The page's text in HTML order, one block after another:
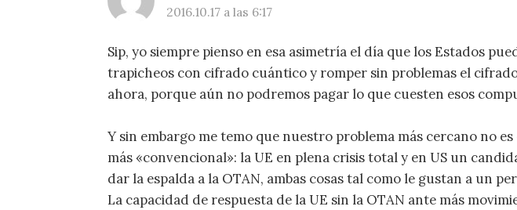
2016.10.17 a las 6:17
Sip, yo siempre pienso en esa asimetría el día que los Estados
trapicheos con cifrado cuántico y romper sin problemas el
ahora, porque aún no podremos pagar lo que cuesten esos
Y sin embargo me temo que nuestro problema más cercano no es
más «convencional»: la UE en plena crisis total y en US un
dar la espalda a la OTAN, ambas cosas tal como le gustan a un
La capacidad de respuesta de la UE sin la OTAN ante más